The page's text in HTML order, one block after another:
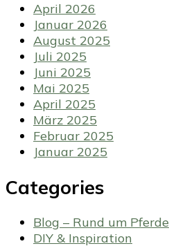
April 2026
Januar 2026
August 2025
Juli 2025
Juni 2025
Mai 2025
April 2025
März 2025
Februar 2025
Januar 2025
Categories
Blog – Rund um Pferde
DIY & Inspiration